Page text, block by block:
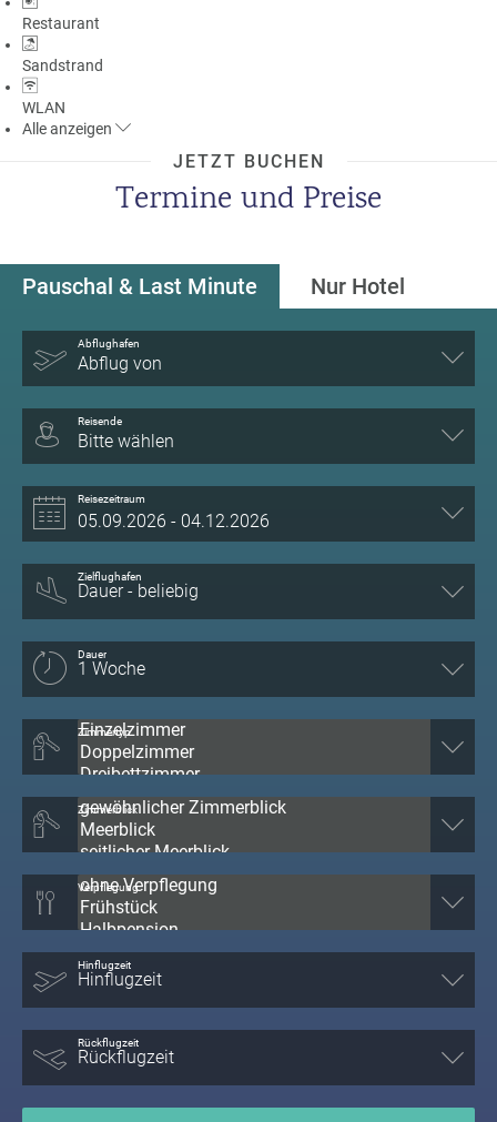
Restaurant
Sandstrand
WLAN
Alleanzeigen
JETZT BUCHEN
Termine und Preise
Pauschal & Last Minute Nur Hotel
Abflughafen
Abflug von
Reisende
Bitte wählen
Reisezeitraum
Zielflughafen
Dauer
Zimmertyp
Zimmerblick
Verpflegung
Hinflugzeit
Rückflugzeit